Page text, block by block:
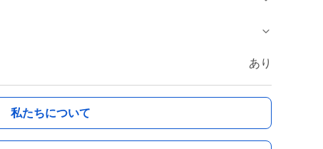
あり
私たちについて